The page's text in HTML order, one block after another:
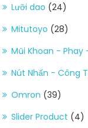
Lưỡi dao (24)
Mitutoyo (28)
Mũi Khoan - Phay
Nút Nhấn - Công
Omron (39)
Slider Product (4)